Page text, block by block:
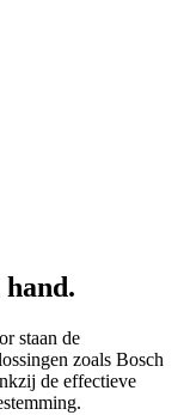
staan de
zoals Bosch
de effectieve